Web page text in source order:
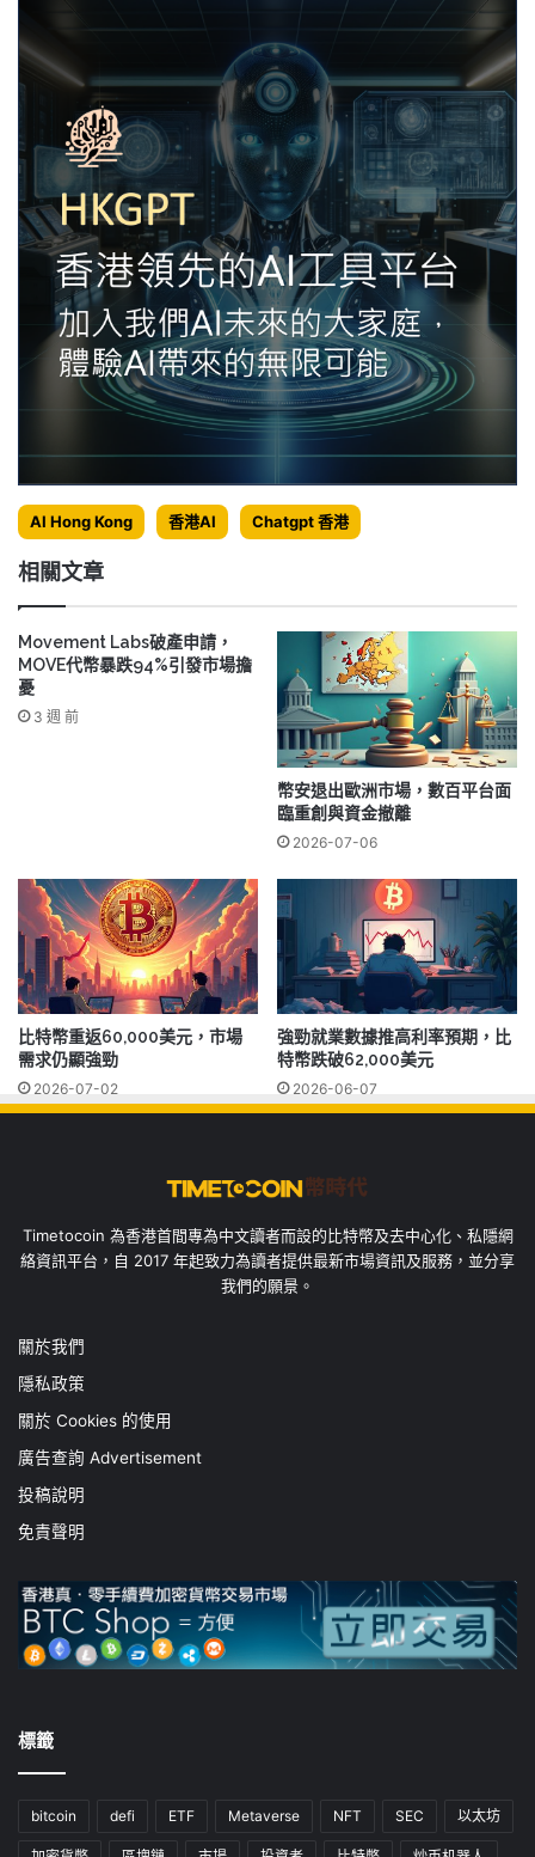
AI Hong Kong 香港AI Chatgpt 香港
相關文章
Movement Labs破產申請，
MOVE代幣暴跌94%引發市場擔
憂
3 週 前
幣安退出歐洲市場，數百平台面
臨重創與資金撤離
2026-07-06
比特幣重返60,000美元，市場
需求仍顯強勁
2026-07-02
強勁就業數據推高利率預期，比
特幣跌破62,000美元
2026-06-07
Timetocoin 為香港首間專為中文讀者而設的比特幣及去中心化、私隱網
絡資訊平台，自 2017 年起致力為讀者提供最新市場資訊及服務，並分享
我們的願景。
關於我們
隱私政策
關於 Cookies 的使用
廣告查詢 Advertisement
投稿說明
免責聲明
標籤
bitcoin defi ETF Metaverse NFT SEC 以太坊